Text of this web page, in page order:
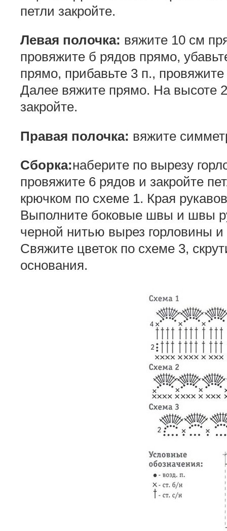
петли закройте.
Левая полочка: вяжите 10 см
провяжите б рядов прямо,
прямо, прибавьте 3 п.,
Далее вяжите прямо. На высоте
закройте.
Правая полочка: вяжите
Сборка:наберите по вырезу
провяжите 6 рядов и закройте
крючком по схеме 1. Края
Выполните боковые швы и швы
черной нитью вырез горловины
Свяжите цветок по схеме 3,
основания.